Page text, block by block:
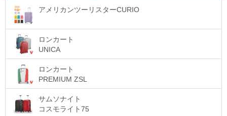
アメリカンツーリスターCURIO
ロンカート
UNICA
ロンカート
PREMIUM ZSL
サムソナイト
コスモライト75